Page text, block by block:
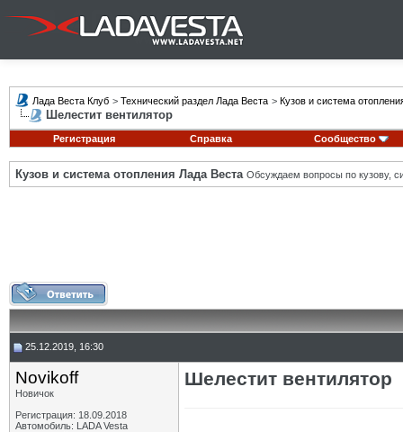
Лада Веста Клуб > Технический раздел Лада Веста > Кузов и система
Шелестит вентилятор
Регистрация Справка Сообщество
Кузов и система отопления Лада Веста Обсуждаем вопросы по кузову,
25.12.2019, 16:30
Novikoff
Новичок
Регистрация: 18.09.2018
Автомобиль: LADA Vesta
Шелестит вентилятор